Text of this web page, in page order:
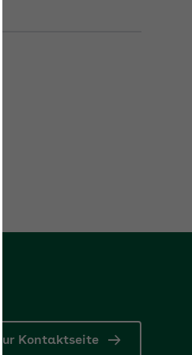
Zur Kontaktseite